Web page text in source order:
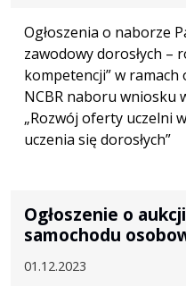
Ogłoszenia o naborze
zawodowy dorosłych –
kompetencji” w
NCBR naboru wniosku
„Rozwój oferty uczelni
uczenia się dorosłych”
Ogłoszenie o
samochodu
01.12.2023